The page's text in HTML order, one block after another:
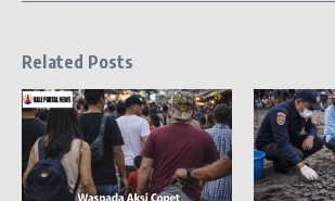
Related Posts